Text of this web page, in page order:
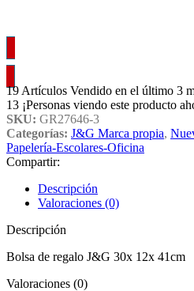
19 Artículos Vendido en el último 3
13 ¡Personas viendo este producto
SKU: GR27646-3
Categorías: J&G Marca propia,
Papelería-Escolares-Oficina
Compartir:
Descripción
Valoraciones (0)
Descripción
Bolsa de regalo J&G 30x 12x 41cm
Valoraciones (0)